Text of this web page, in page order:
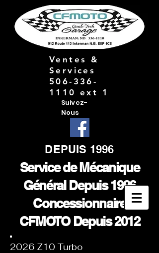
Ventes &
Services
506-336-
1110 ext 1
Suivez-
Nous
DEPUIS 1996
Service de Mécanique
Général Depuis 1996
Concessionnaire
CFMOTO Depuis 2012
2026 Z10 Turbo